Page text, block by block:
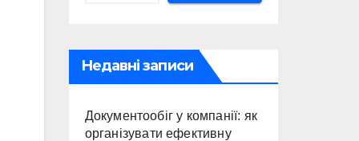
Недавні записи
Документообіг у компанії: як
організувати ефективну